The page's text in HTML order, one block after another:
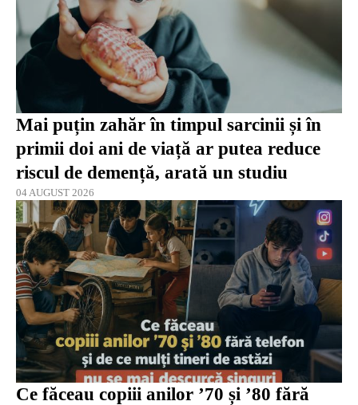
Mai puțin zahăr în timpul sarcinii și în
primii doi ani de viață ar putea reduce
riscul de demență, arată un studiu
04 AUGUST 2026
Ce făceau copiii anilor ’70 și ’80 fără